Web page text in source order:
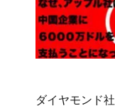
ダイヤモンド社